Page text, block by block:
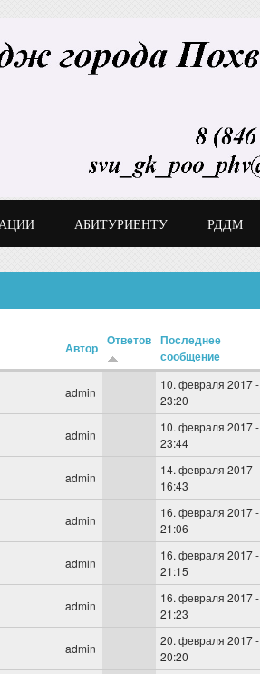
АБИТУРИЕНТУ РДДМ
Автор Ответов Последнее
сообщение
admin
10. февраля 2017 -
23:20
admin
10. февраля 2017 -
23:44
admin
14. февраля 2017 -
16:43
admin
16. февраля 2017 -
21:06
admin
16. февраля 2017 -
21:15
admin
16. февраля 2017 -
21:23
admin
20. февраля 2017 -
20:20